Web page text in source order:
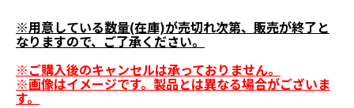
※用意している数量(在庫)が売切れ次第、販売が終了と
なりますので、ご了承ください。
※ご購入後のキャンセルは承っておりません。
※画像はイメージです。製品とは異なる場合がございま
す。